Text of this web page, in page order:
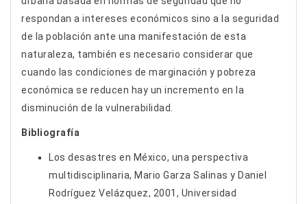
respondan a intereses económicos sino a la seguridad
de la población ante una manifestación de esta
naturaleza, también es necesario considerar que
cuando las condiciones de marginación y pobreza
económica se reducen hay un incremento en la
disminución de la vulnerabilidad.
Bibliografía
Los desastres en México, una perspectiva
multidisciplinaria, Mario Garza Salinas y Daniel
Rodríguez Velázquez, 2001, Universidad